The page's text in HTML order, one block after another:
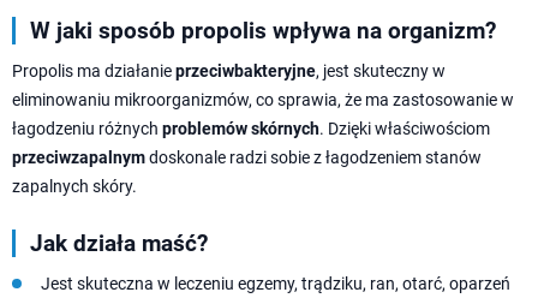
W jaki sposób propolis wpływa na organizm?
Propolis ma działanieprzeciwbakteryjne, jest skuteczny w
eliminowaniu mikroorganizmów, co sprawia, że ma zastosowanie w
łagodzeniu różnych problemów skórnych. Dzięki właściwościom
przeciwzapalnymdoskonale radzi sobie z łagodzeniem stanów
zapalnych skóry.
Jak działa maść?
Jest skuteczna w leczeniu egzemy, trądziku, ran, otarć, oparzeń